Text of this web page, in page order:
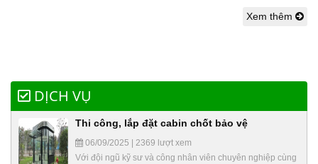
Xem thêm
DỊCH VỤ
Thi công, lắp đặt cabin chốt bảo vệ
06/09/2025 | 2369 lượt xem
Với đội ngũ kỹ sư và công nhân viên chuyên nghiệp cùng